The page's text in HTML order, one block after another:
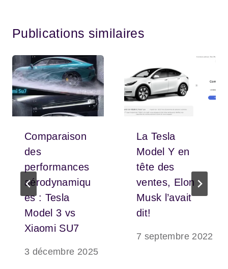
Publications similaires
Comparaison
des
performances
aérodynamiqu
es : Tesla
Model 3 vs
Xiaomi SU7
3 décembre 2025
La Tesla
Model Y en
tête des
ventes, Elon
Musk l’avait
dit!
7 septembre 2022